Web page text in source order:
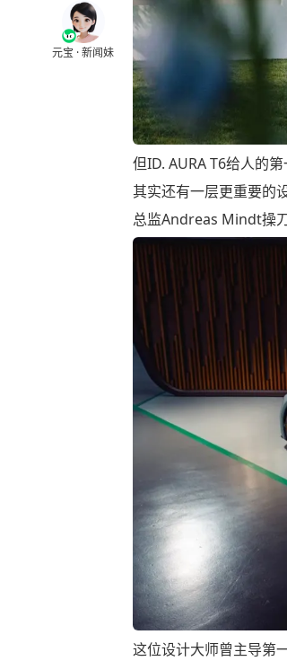
元宝 · 新闻妹
但ID. AURA T6给人的
其实还有一层更重要的
总监Andreas Mindt操刀
这位设计大师曾主导第